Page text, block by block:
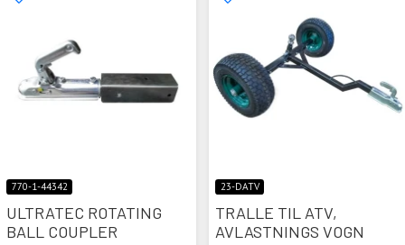
770-1-44342
ULTRATEC ROTATING
BALL COUPLER
23-DATV
TRALLE TIL ATV,
AVLASTNINGS VOGN